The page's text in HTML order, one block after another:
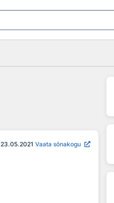
23.05.2021 Vaata sõnakogu